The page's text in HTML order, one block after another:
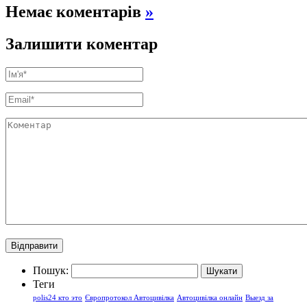
Немає коментарів »
Залишити коментар
Пошук:
Теги
polis24 кто это Європротокол Автоцивілка Автоцивілка онлайн Выезд за